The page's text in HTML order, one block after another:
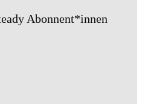
Abonnent*innen